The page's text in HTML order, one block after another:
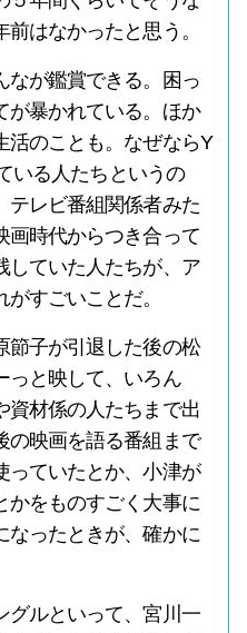
はなかったと思う。
なが鑑賞できる。困っ
が暴かれている。ほか
活のことも。なぜならY
いる人たちというの
テレビ番組関係者みた
画時代からつき合って
していた人たちが、ア
すごいことだ。
節子が引退した後の松
っと映して、いろん
資材係の人たちまで出
の映画を語る番組まで
っていたとか、小津が
かをものすごく大事に
なったときが、確かに
グルといって、宮川一